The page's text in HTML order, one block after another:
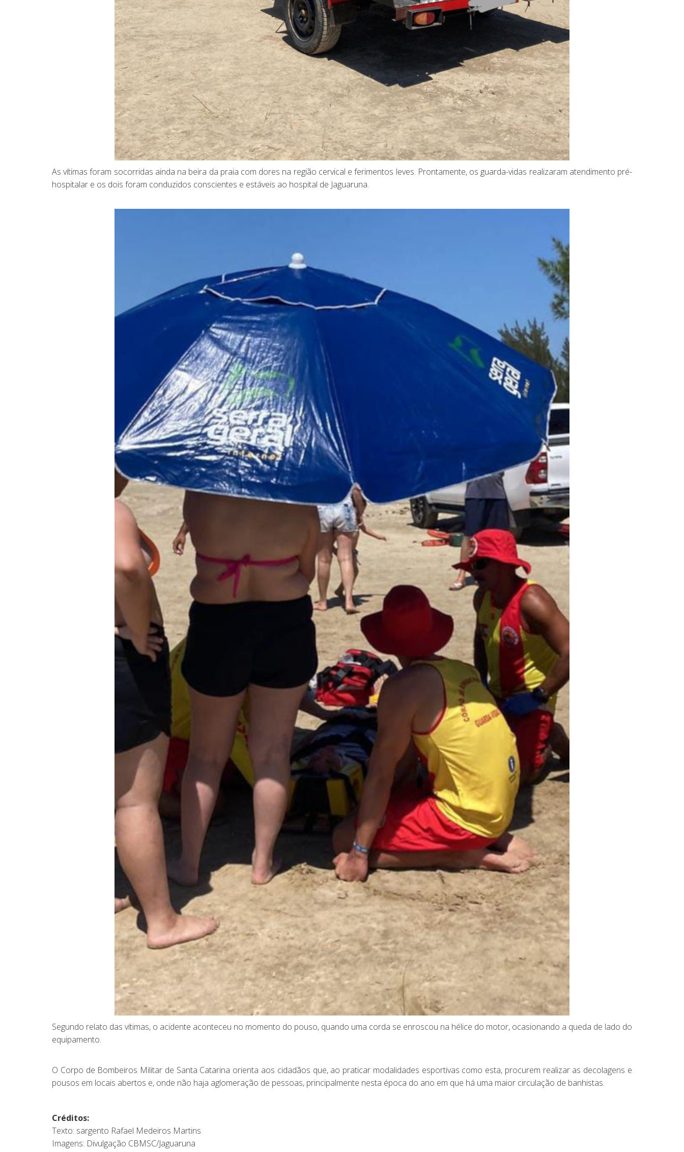
As vítimas foram socorridas ainda na beira da praia com dores na região cervical e ferimentos leves. Prontamente, os guarda-vidas realizaram atendimento pré-
hospitalar e os dois foram conduzidos conscientes e estáveis ao hospital de Jaguaruna.
Segundo relato das vítimas, o acidente aconteceu no momento do pouso, quando uma corda se enroscou na hélice do motor, ocasionando a queda de lado do
equipamento.
O Corpo de Bombeiros Militar de Santa Catarina orienta aos cidadãos que, ao praticar modalidades esportivas como esta, procurem realizar as decolagens e
pousos em locais abertos e, onde não haja aglomeração de pessoas, principalmente nesta época do ano em que há uma maior circulação de banhistas.
Créditos:
Texto: sargento Rafael Medeiros Martins
Imagens: Divulgação CBMSC/Jaguaruna